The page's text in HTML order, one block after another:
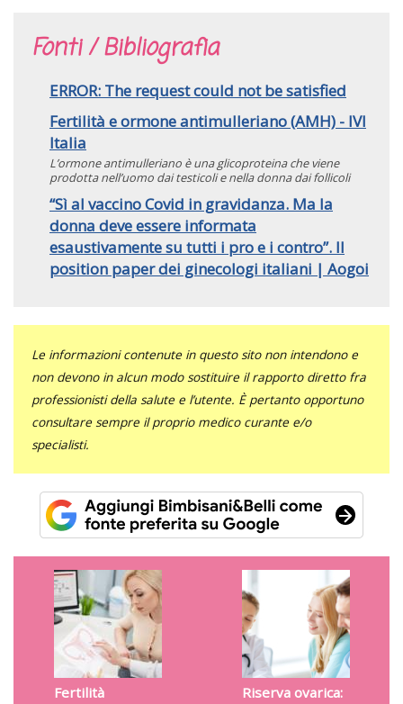
Fonti / Bibliografia
ERROR: The request could not be satisfied
Fertilità e ormone antimulleriano (AMH) - IVI
Italia
L’ormone antimulleriano è una glicoproteina che viene
prodotta nell’uomo dai testicoli e nella donna dai follicoli
“Sì al vaccino Covid in gravidanza. Ma la
donna deve essere informata
esaustivamente su tutti i pro e i contro”. Il
position paper dei ginecologi italiani | Aogoi
Le informazioni contenute in questo sito non intendono e
non devono in alcun modo sostituire il rapporto diretto fra
professionisti della salute e l’utente. È pertanto opportuno
consultare sempre il proprio medico curante e/o
specialisti.
Fertilità
Riserva ovarica: